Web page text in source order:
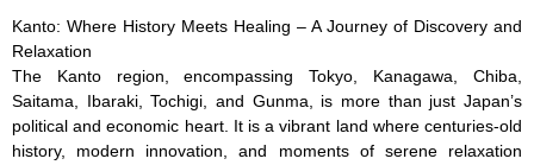
Kanto: Where History Meets Healing – A Journey of Discovery and
Relaxation
The Kanto region, encompassing Tokyo, Kanagawa, Chiba,
Saitama, Ibaraki, Tochigi, and Gunma, is more than just Japan’s
political and economic heart. It is a vibrant land where centuries-old
history, modern innovation, and moments of serene relaxation